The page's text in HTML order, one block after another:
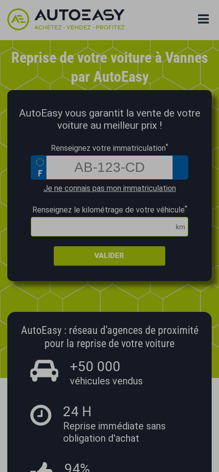
Reprise de votre voiture à Vannes
par AutoEasy
AutoEasy vous garantit la vente de votre
voiture au meilleur prix !
Renseignez votre immatriculation*
Je ne connais pas mon immatriculation
Renseignez le kilométrage de votre véhicule*
VALIDER
AutoEasy : réseau d'agences de proximité
pour la reprise de votre voiture
+50 000
véhicules vendus
24 H
Reprise immédiate sans
obligation d'achat